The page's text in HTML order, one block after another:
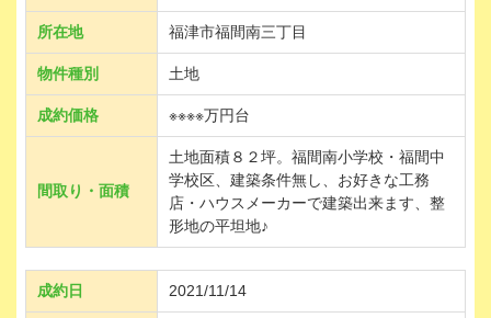
所在地 福津市福間南三丁目
物件種別 土地
成約価格 ※※※※万円台
間取り・面積
土地面積８２坪。福間南小学校・福間中
学校区、建築条件無し、お好きな工務
店・ハウスメーカーで建築出来ます、整
形地の平坦地♪
成約日 2021/11/14